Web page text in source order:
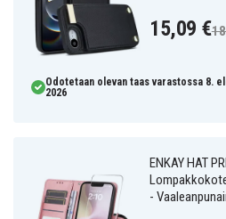
15,09 €
Odotetaan olevan taas varastossa 8.
2026
ENKAY HAT
-